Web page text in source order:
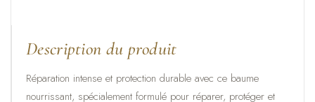
Description du produit
Réparation intense et protection durable avec ce baume
nourrissant, spécialement formulé pour réparer, protéger et